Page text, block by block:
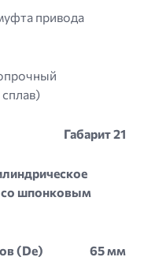
привода
Габарит 21
со шпонковым
(De) 65 мм